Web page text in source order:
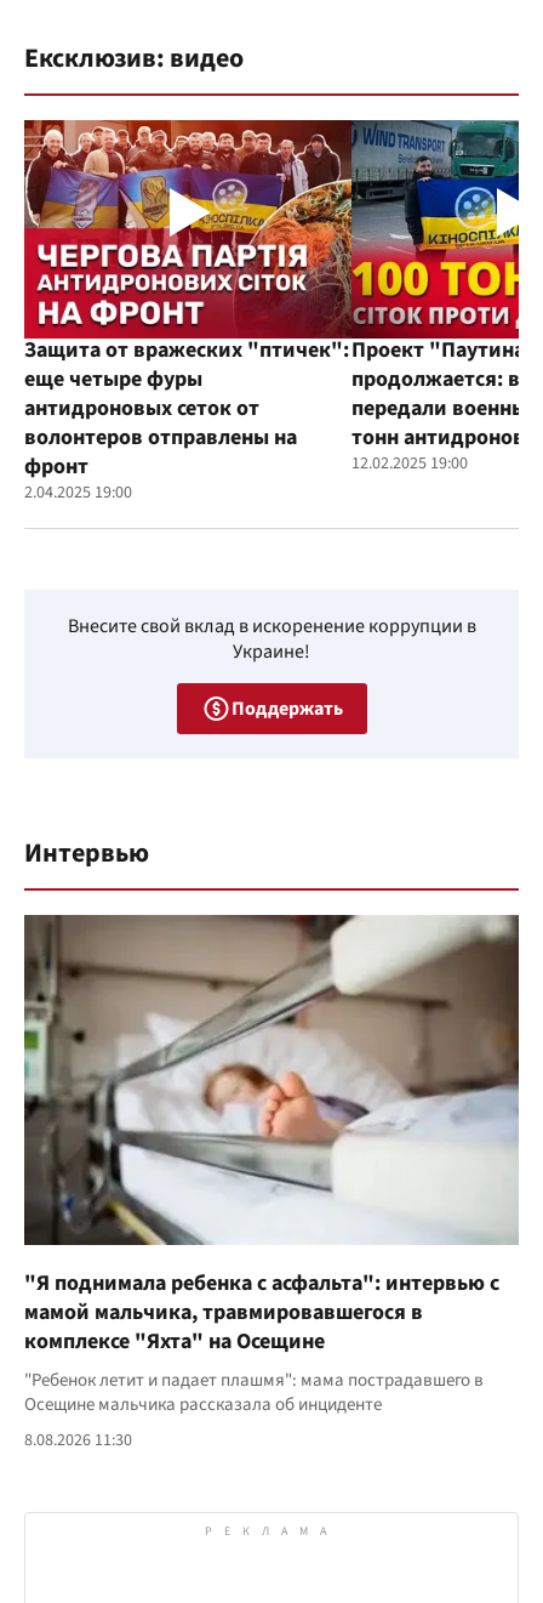
Ексклюзив: видео
Защита от вражеских "птичек":
еще четыре фуры
антидроновых сеток от
волонтеров отправлены на
фронт
2.04.2025 19:00
Проект "Паутина"
продолжается:
передали
тонн
12.02.2025 19:00
Внесите свой вклад в искоренение коррупции в
Украине!
Поддержать
Интервью
"Я поднимала ребенка с асфальта": интервью с
мамой мальчика, травмировавшегося в
комплексе "Яхта" на Осещине
"Ребенок летит и падает плашмя": мама пострадавшего в
Осещине мальчика рассказала об инциденте
8.08.2026 11:30